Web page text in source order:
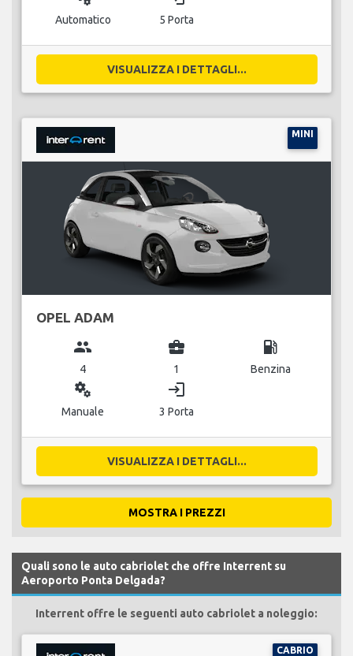
Automatico 5 Porta
VISUALIZZA I DETTAGLI...
MINI
OPEL ADAM
group
4
business_center
1
local_gas_station
Benzina
miscellaneous_services
Manuale
login
3 Porta
VISUALIZZA I DETTAGLI...
MOSTRA I PREZZI
Quali sono le auto cabriolet che offre Interrent su
Aeroporto Ponta Delgada?
Interrent offre le seguenti auto cabriolet a noleggio:
CABRIO